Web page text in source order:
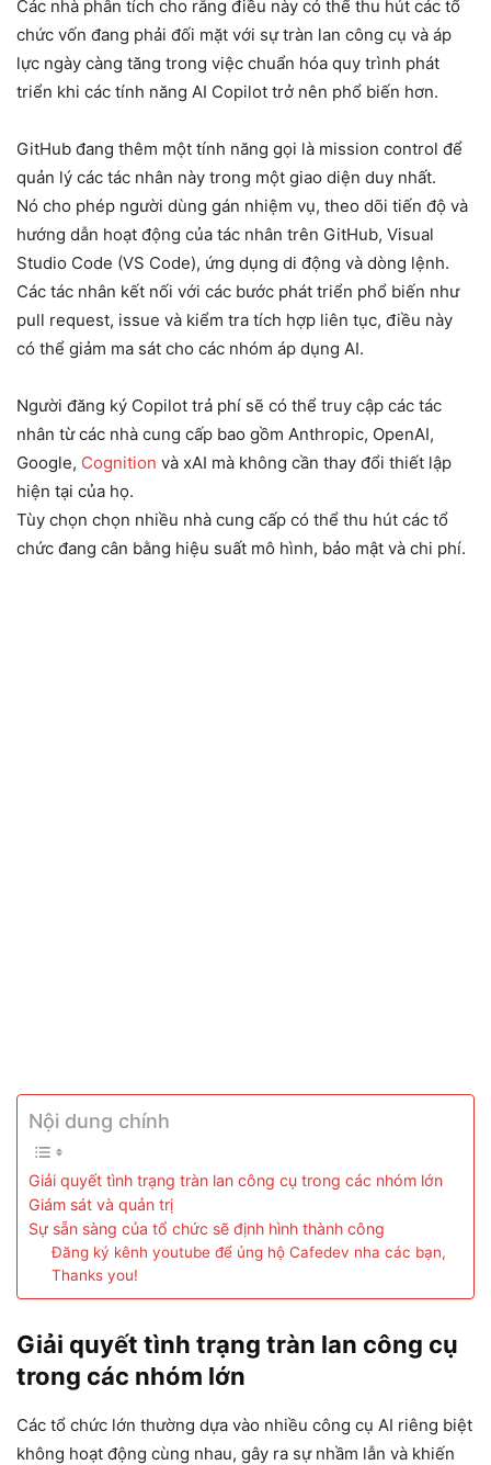
Các nhà phân tích cho rằng điều này có thể thu hút các tổ
chức vốn đang phải đối mặt với sự tràn lan công cụ và áp
lực ngày càng tăng trong việc chuẩn hóa quy trình phát
triển khi các tính năng AI Copilot trở nên phổ biến hơn.
GitHub đang thêm một tính năng gọi là mission control để
quản lý các tác nhân này trong một giao diện duy nhất.
Nó cho phép người dùng gán nhiệm vụ, theo dõi tiến độ và
hướng dẫn hoạt động của tác nhân trên GitHub, Visual
Studio Code (VS Code), ứng dụng di động và dòng lệnh.
Các tác nhân kết nối với các bước phát triển phổ biến như
pull request, issue và kiểm tra tích hợp liên tục, điều này
có thể giảm ma sát cho các nhóm áp dụng AI.
Người đăng ký Copilot trả phí sẽ có thể truy cập các tác
nhân từ các nhà cung cấp bao gồm Anthropic, OpenAI,
Google, Cognition và xAI mà không cần thay đổi thiết lập
hiện tại của họ.
Tùy chọn chọn nhiều nhà cung cấp có thể thu hút các tổ
chức đang cân bằng hiệu suất mô hình, bảo mật và chi phí.
Nội dung chính
Giải quyết tình trạng tràn lan công cụ trong các nhóm lớn
Giám sát và quản trị
Sự sẵn sàng của tổ chức sẽ định hình thành công
Đăng ký kênh youtube để ủng hộ Cafedev nha các bạn,
Thanks you!
Giải quyết tình trạng tràn lan công cụ
trong các nhóm lớn
Các tổ chức lớn thường dựa vào nhiều công cụ AI riêng biệt
không hoạt động cùng nhau, gây ra sự nhầm lẫn và khiến